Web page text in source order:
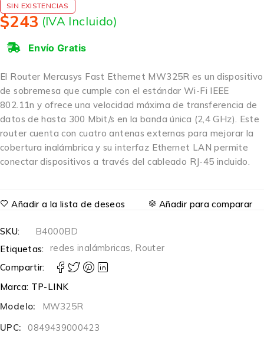
SIN EXISTENCIAS
$243 (IVA Incluido)
Envío Gratis
El Router Mercusys Fast Ethernet MW325R es un dispositivo
de sobremesa que cumple con el estándar Wi-Fi IEEE
802.11n y ofrece una velocidad máxima de transferencia de
datos de hasta 300 Mbit/s en la banda única (2,4 GHz). Este
router cuenta con cuatro antenas externas para mejorar la
cobertura inalámbrica y su interfaz Ethernet LAN permite
conectar dispositivos a través del cableado RJ-45 incluido.
Añadir a la lista de deseos Añadir para comparar
SKU:
B4000BD
Etiquetas: redes inalámbricas, Router
Compartir:
Marca: TP-LINK
Modelo:
MW325R
UPC:
0849439000423